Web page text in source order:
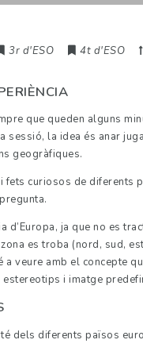
3r d'ESO 4t d'ESO
que queden alguns
sessió, la idea és anar
geogràfiques.
fets curiosos de diferents
ja que no es
es troba (nord, sud,
a veure amb el concepte
i imatge
dels diferents països